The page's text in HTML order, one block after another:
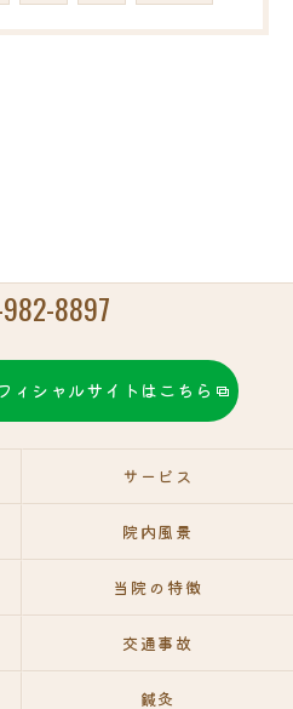
8897
ィシャルサイトはこちら
サービス
院内風景
当院の特徴
交通事故
鍼灸